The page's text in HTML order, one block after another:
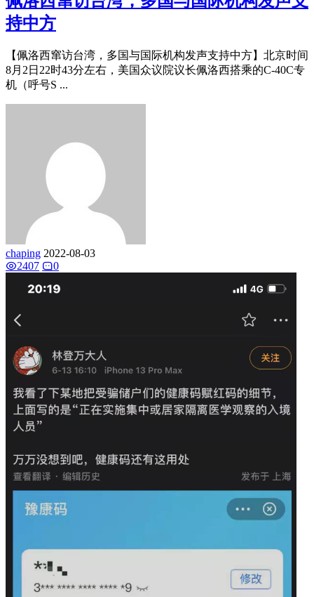
持中方
【佩洛西窜访台湾，多国与国际机构发声支持中方】北京时间
8月2日22时43分左右，美国众议院议长佩洛西搭乘的C-40C专
机（呼号S ...
chaping 2022-08-03
2407
0